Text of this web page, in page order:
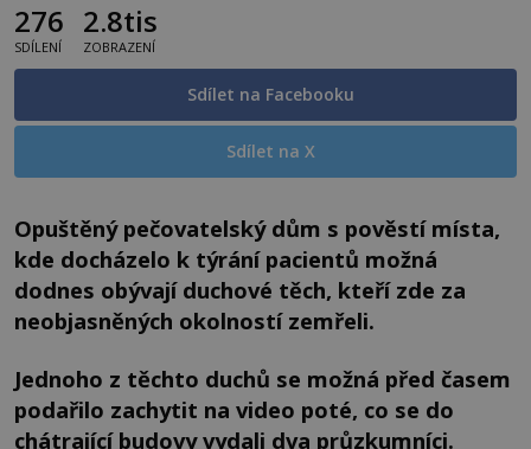
276
SDÍLENÍ
2.8tis
ZOBRAZENÍ
Sdílet na Facebooku
Sdílet na X
Opuštěný pečovatelský dům s pověstí místa,
kde docházelo k týrání pacientů možná
dodnes obývají duchové těch, kteří zde za
neobjasněných okolností zemřeli.
Jednoho z těchto duchů se možná před časem
podařilo zachytit na video poté, co se do
chátrající budovy vydali dva průzkumníci.